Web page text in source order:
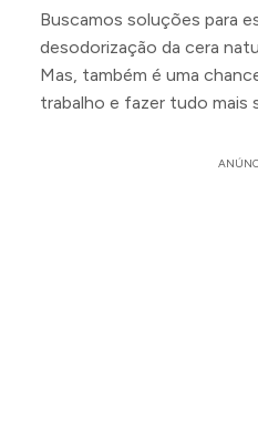
Buscamos soluções para
desodorização da cera
Mas, também é uma
trabalho e fazer tudo mais